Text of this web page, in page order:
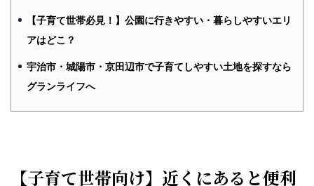
【子育て世帯必見！】公園に行きやすい・暮らしやすいエリ
アはどこ？
宇治市・城陽市・京田辺市で子育てしやすい土地を探すなら
グランライフへ
【子育て世帯向け】近くにあると便利